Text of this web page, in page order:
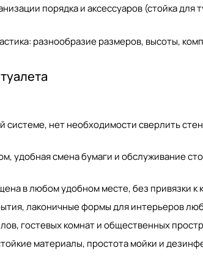
порядка и аксессуаров (стойка для
разнообразие размеров, высоты,
системе, нет необходимости сверлить
удобная смена бумаги и обслуживание
в любом удобном месте, без привязки к
лаконичные формы для интерьеров
гостевых комнат и общественных
материалы, простота мойки и